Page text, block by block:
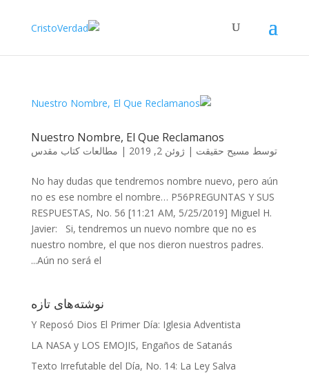
Nuestro Nombre, El Que Reclamanos
توسط مسیح حقیقت |ژوئن 2, 2019 | مطالعات کتاب مقدس
No hay dudas que tendremos nombre nuevo, pero aún
no es ese nombre el nombre… P56PREGUNTAS Y SUS
RESPUESTAS, No. 56 [11:21 AM, 5/25/2019] Miguel H.
Javier: Si, tendremos un nuevo nombre que no es
nuestro nombre, el que nos dieron nuestros padres.
Aún no será el...
نوشته‌های تازه
Y Reposó Dios El Primer Día: Iglesia Adventista
LA NASA y LOS EMOJIS, Engaños de Satanás
Texto Irrefutable del Día, No. 14: La Ley Salva